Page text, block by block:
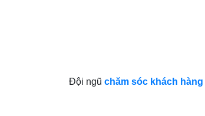
Đội ngũ chăm sóc khách hàng